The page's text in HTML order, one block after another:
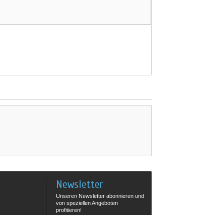
Newsletter
Unseren Newsletter abonnieren und
von speziellen Angeboten
profitieren!